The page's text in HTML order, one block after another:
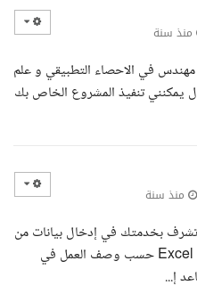
منذ سنة
في الاحصاء التطبيقي و علم
يمكنني تنفيذ المشروع الخاص بك
منذ سنة
بخدمتك في إدخال بيانات من
صور عدادات كهرباء وإدخالها في ملف Excel حسب وصف العمل في
إ...